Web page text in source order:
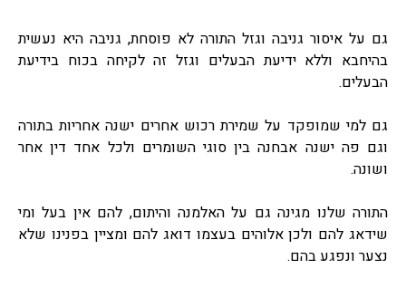
גם על איסור גניבה וגזל התורה לא פוסחת, גניבה היא נעשית
בהיחבא וללא ידיעת הבעלים וגזל זה לקיחה בכוח בידיעת
הבעלים.
גם למי שמופקד על שמירת רכוש אחרים ישנה אחריות בתורה
וגם פה ישנה אבחנה בין סוגי השומרים ולכל אחד דין אחר
ושונה.
התורה שלנו מגינה גם על האלמנה והיתום, להם אין בעל ומי
שידאג להם ולכן אלוהים בעצמו דואג להם ומציין בפנינו שלא
נצער ונפגע בהם.